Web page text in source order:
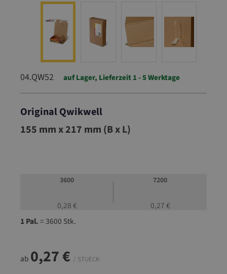
04.QW52 auf Lager, Lieferzeit 1 - 5 Werktage
Original Qwikwell
04.QW52
155 mm x 217 mm (B x L)
3600
0,28 €
7200
0,27 €
1 Pal.= 3600 Stk.
ab 0,27 € / STUECK